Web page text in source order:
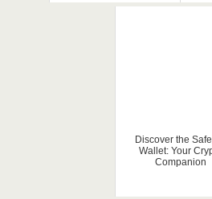
Discover the
Wallet: Your
Companion